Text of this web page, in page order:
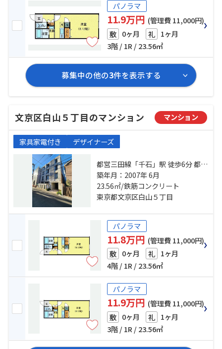
パノラマ
11.9万円 (管理費 11,000円)
敷 0ヶ月 礼 1ヶ月
3階 / 1R / 23.56㎡
募集中の他の3件を表示する
文京区白山５丁目のマンション マンション
家具家電付き デザイナーズ
都営三田線「千石」駅 徒歩6分 都営
三田線「白山」駅 徒歩8分 南北線
「本駒込」駅 徒歩12分
築年月：2007年 6月
23.56㎡/鉄筋コンクリート
東京都文京区白山５丁目
パノラマ
11.8万円 (管理費 11,000円)
敷 0ヶ月 礼 1ヶ月
4階 / 1R / 23.56㎡
パノラマ
11.9万円 (管理費 11,000円)
敷 0ヶ月 礼 1ヶ月
3階 / 1R / 23.56㎡